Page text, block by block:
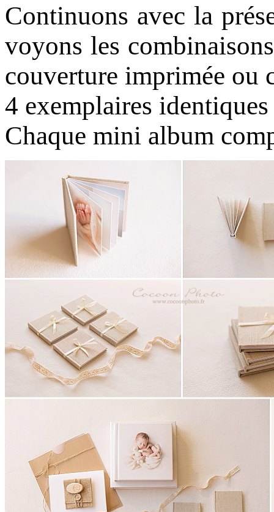
Continuons avec la
voyons les
couverture imprimée ou
4 exemplaires
Chaque mini album